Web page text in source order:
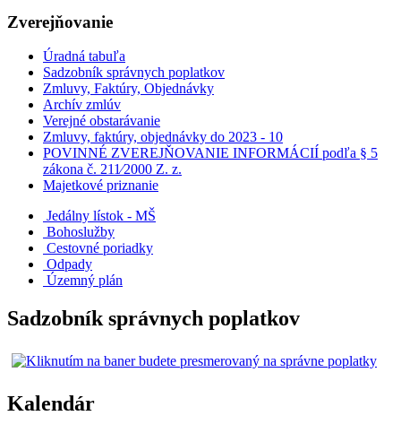
Zverejňovanie
Úradná tabuľa
Sadzobník správnych poplatkov
Zmluvy, Faktúry, Objednávky
Archív zmlúv
Verejné obstarávanie
Zmluvy, faktúry, objednávky do 2023 - 10
POVINNÉ ZVEREJŇOVANIE INFORMÁCIÍ podľa § 5
zákona č. 211⁄2000 Z. z.
Majetkové priznanie
Jedálny lístok - MŠ
Bohoslužby
Cestovné poriadky
Odpady
Územný plán
Sadzobník správnych poplatkov
Kalendár